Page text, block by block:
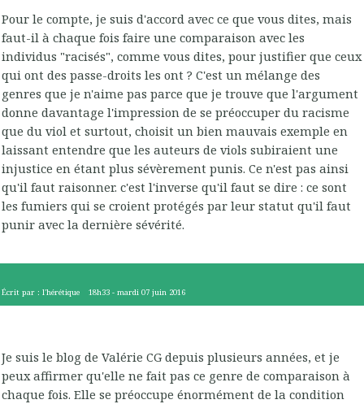
Pour le compte, je suis d'accord avec ce que vous dites, mais
faut-il à chaque fois faire une comparaison avec les
individus "racisés", comme vous dites, pour justifier que ceux
qui ont des passe-droits les ont ? C'est un mélange des
genres que je n'aime pas parce que je trouve que l'argument
donne davantage l'impression de se préoccuper du racisme
que du viol et surtout, choisit un bien mauvais exemple en
laissant entendre que les auteurs de viols subiraient une
injustice en étant plus sévèrement punis. Ce n'est pas ainsi
qu'il faut raisonner. c'est l'inverse qu'il faut se dire : ce sont
les fumiers qui se croient protégés par leur statut qu'il faut
punir avec la dernière sévérité.
Écrit par : l'hérétique 18h33 -mardi 07 juin 2016
Je suis le blog de Valérie CG depuis plusieurs années, et je
peux affirmer qu'elle ne fait pas ce genre de comparaison à
chaque fois. Elle se préoccupe énormément de la condition